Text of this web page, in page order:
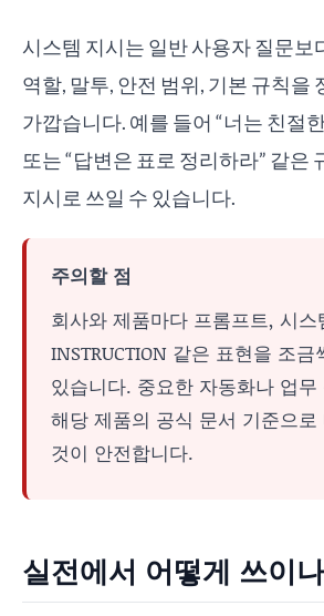
시스템 지시는 일반 사용자 질문보
역할, 말투, 안전 범위, 기본 규칙을
가깝습니다. 예를 들어 “너는 친절
또는 “답변은 표로 정리하라” 같은
지시로 쓰일 수 있습니다.
주의할 점
회사와 제품마다 프롬프트, 시
INSTRUCTION 같은 표현을 조
있습니다. 중요한 자동화나 업무
해당 제품의 공식 문서 기준으로
것이 안전합니다.
실전에서 어떻게 쓰이나